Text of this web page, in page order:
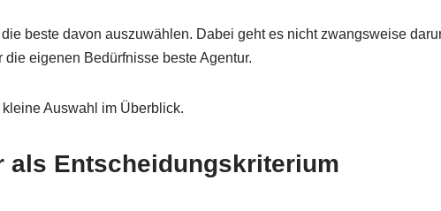
beste davon auszuwählen. Dabei geht es nicht zwangsweise
eigenen Bedürfnisse beste Agentur.
Auswahl im Überblick.
als Entscheidungskriterium